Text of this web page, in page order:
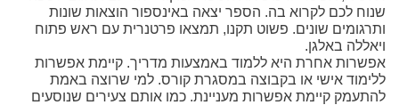
שנוח לכם לקרוא בה. הספר יצאה באינספור הוצאות שונות
ותרגומים שונים. פשוט תקנו, תמצאו פרטנרית עם ראש פתוח
ויאללה באלגן.
אפשרות אחרת היא ללמוד באמצעות מדריך. קיימת אפשרות
ללימוד אישי או בקבוצה במסגרת קורס. למי שרוצה באמת
להתעמק קיימת אפשרות מעניינת. כמו אותם צעירים שנוסעים